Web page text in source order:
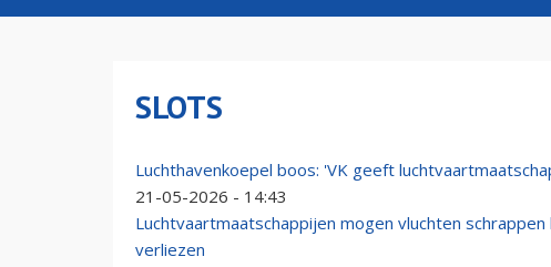
SLOTS
Luchthavenkoepel boos: 'VK geeft
21-05-2026 - 14:43
Luchtvaartmaatschappijen mogen vluchten
verliezen